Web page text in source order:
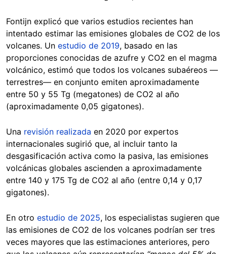
Fontijn explicó que varios estudios recientes han
intentado estimar las emisiones globales de CO2 de los
volcanes. Un estudio de 2019, basado en las
proporciones conocidas de azufre y CO2 en el magma
volcánico, estimó que todos los volcanes subaéreos —
terrestres— en conjunto emiten aproximadamente
entre 50 y 55 Tg (megatones) de CO2 al año
(aproximadamente 0,05 gigatones).
Una revisión realizada en 2020 por expertos
internacionales sugirió que, al incluir tanto la
desgasificación activa como la pasiva, las emisiones
volcánicas globales ascienden a aproximadamente
entre 140 y 175 Tg de CO2 al año (entre 0,14 y 0,17
gigatones).
En otro estudio de 2025, los especialistas sugieren que
las emisiones de CO2 de los volcanes podrían ser tres
veces mayores que las estimaciones anteriores, pero